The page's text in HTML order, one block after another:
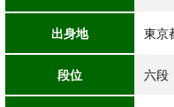
出身地 東京
段位 六段